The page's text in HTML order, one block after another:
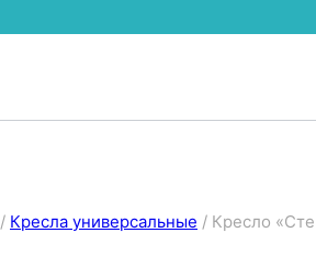
/ Кресла универсальные / Кресло